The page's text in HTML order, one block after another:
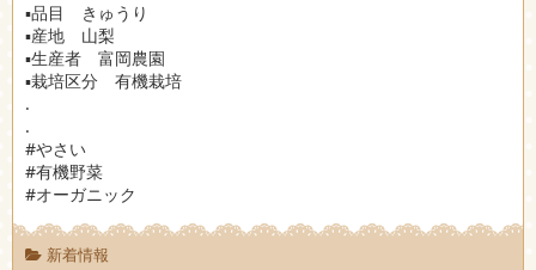
▪︎品目 きゅうり
▪︎産地 山梨
▪︎生産者 富岡農園
▪︎栽培区分 有機栽培
.
.
#やさい
#有機野菜
#オーガニック
新着情報